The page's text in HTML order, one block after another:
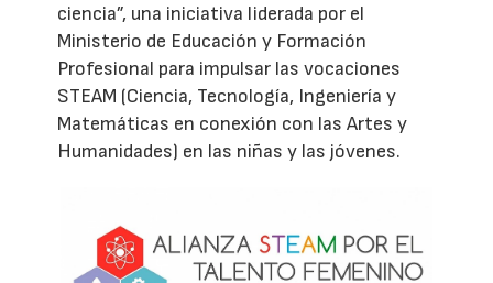
ciencia”, una iniciativa liderada por el
Ministerio de Educación y Formación
Profesional para impulsar las vocaciones
STEAM (Ciencia, Tecnología, Ingeniería y
Matemáticas en conexión con las Artes y
Humanidades) en las niñas y las jóvenes.